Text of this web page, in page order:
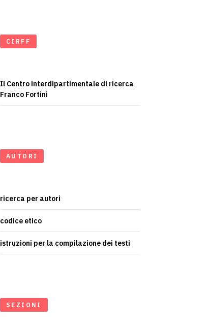
CIRFF
Il Centro interdipartimentale di ricerca
Franco Fortini
AUTORI
ricerca per autori
codice etico
istruzioni per la compilazione dei testi
SEZIONI